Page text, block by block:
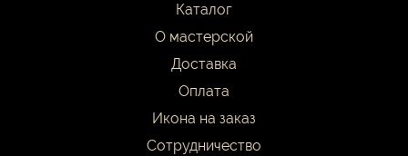
Каталог
О мастерской
Доставка
Оплата
Икона на заказ
Сотрудничество